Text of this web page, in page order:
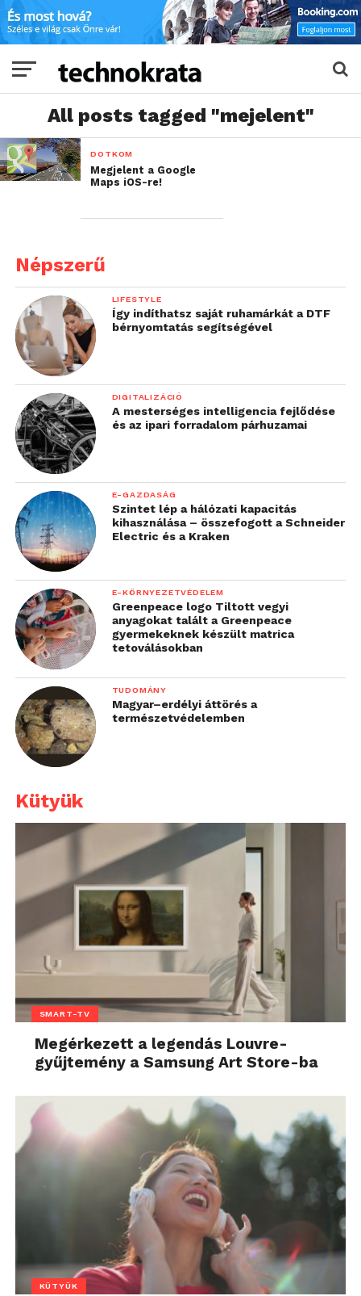
All posts tagged "mejelent"
DOTKOM
Megjelent a Google
Maps iOS-re!
Népszerű
LIFESTYLE
Így indíthatsz saját ruhamárkát a DTF
bérnyomtatás segítségével
DIGITALIZÁCIÓ
A mesterséges intelligencia fejlődése
és az ipari forradalom párhuzamai
E-GAZDASÁG
Szintet lép a hálózati kapacitás
kihasználása – összefogott a Schneider
Electric és a Kraken
E-KÖRNYEZETVÉDELEM
Greenpeace logo Tiltott vegyi
anyagokat talált a Greenpeace
gyermekeknek készült matrica
tetoválásokban
TUDOMÁNY
Magyar–erdélyi áttörés a
természetvédelemben
Kütyük
SMART-TV
Megérkezett a legendás Louvre-
gyűjtemény a Samsung Art Store-ba
KÜTYÜK